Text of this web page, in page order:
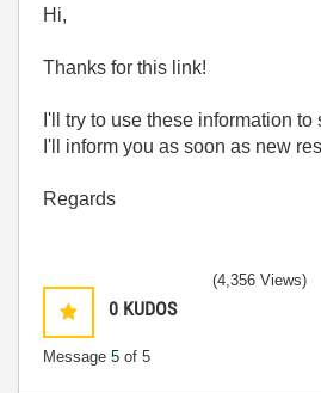
Hi,
Thanks for this link!
I'll try to use these information
I'll inform you as soon as new
Regards
0 KUDOS
Message 5 of 5
(4,356 Views)